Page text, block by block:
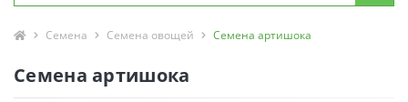
Семена Семена овощей Семена артишока
Семена артишока